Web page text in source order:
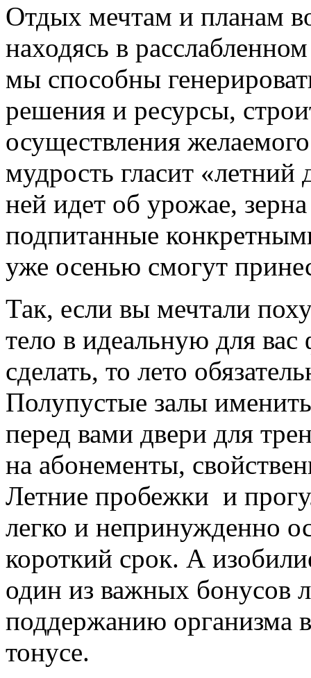
Отдых мечтам и планам
находясь в
мы способны
решения и ресурсы,
осуществления
мудрость гласит «летний
ней идет об урожае,
подпитанные
уже осенью смогут
Так, если вы мечтали
тело в идеальную для
сделать, то лето
Полупустые залы
перед вами двери для
на абонементы,
Летние пробежки и
легко и непринужденно
короткий срок. А
один из важных бонусов
поддержанию организма
тонусе.